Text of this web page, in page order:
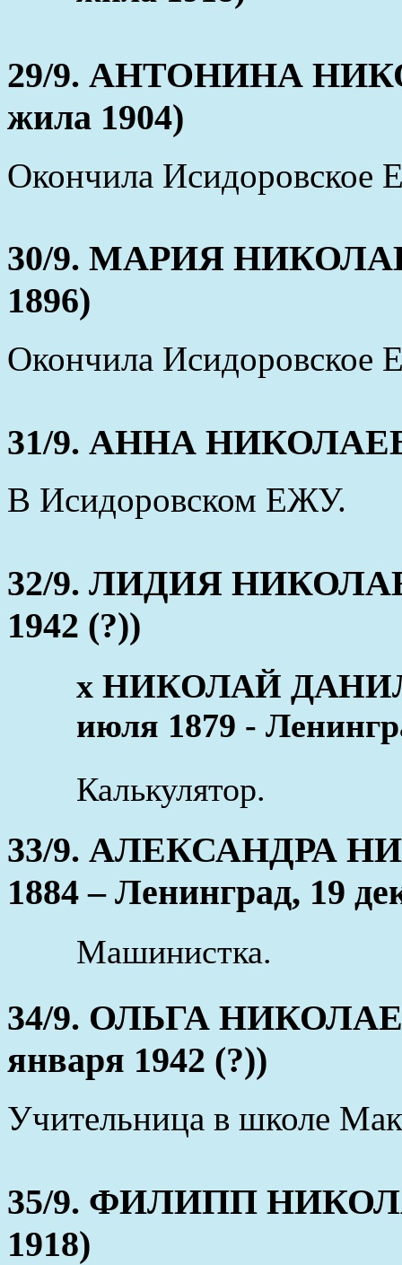
29/9. АНТОНИНА
жила 1904)
Окончила Исидоровское
30/9. МАРИЯ
1896)
Окончила Исидоровское
31/9. АННА
В Исидоровском ЕЖУ.
32/9. ЛИДИЯ
1942 (?))
x НИКОЛАЙ
июля 1879 -
Калькулятор.
33/9. АЛЕКСАНДРА
1884 – Ленинград, 19
Машинистка.
34/9. ОЛЬГА
января 1942 (?))
Учительница в школе
35/9. ФИЛИПП
1918)